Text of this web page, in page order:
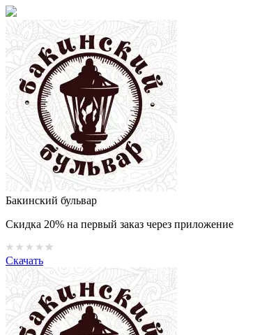
Бакинский бульвар
Скидка 20% на первый заказ через приложение
Скачать